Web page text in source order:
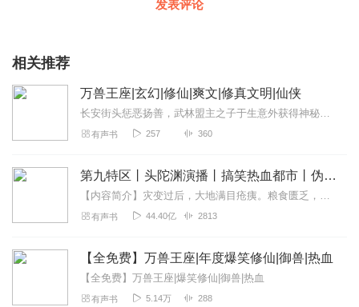
发表评论
相关推荐
万兽王座|玄幻|修仙|爽文|修真文明|仙侠
长安街头惩恶扬善，武林盟主之子于生意外获得神秘玉佩，却被强行带入残酷的灵界！天级剑道天赋却身负荒级灵根，遭尽嘲讽羞辱。当玉佩解封，神界御兽天尊武天苍的神识苏醒，...
有声书 257 360
第九特区丨头陀渊演播丨搞笑热血都市丨伪戒丨VIP免费多人有声剧
【内容简介】灾变过后，大地满目疮痍。粮食匮乏，资源紧俏，局势混乱……一位从待规划区杀出来的青年，背对着漫天黄沙，孤身来到九区谋生，却不曾想偶然结识三五好友，一念...
有声书 44.40亿 2813
【全免费】万兽王座|年度爆笑修仙|御兽|热血
【全免费】万兽王座|爆笑修仙|御兽|热血
有声书 5.14万 288